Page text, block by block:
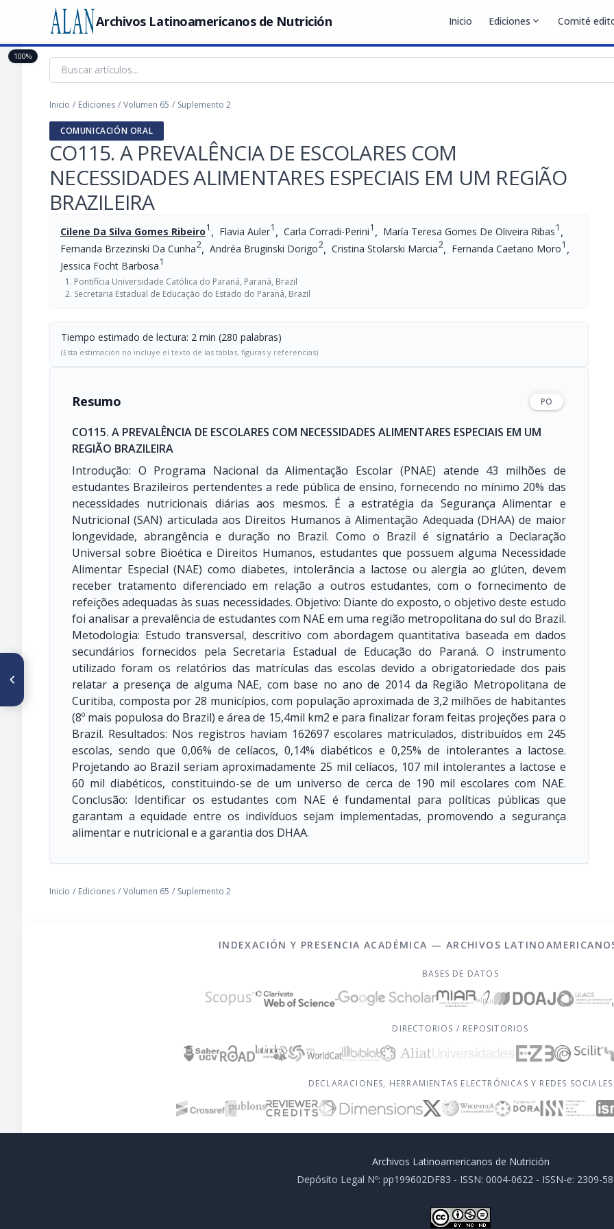
Archivos Latinoamericanos de Nutrición Inicio Ediciones expand_more Comité
Inicio / Ediciones / Volumen 65 / Suplemento 2
COMUNICACIÓN ORAL
CO115. A PREVALÊNCIA DE ESCOLARES COM
NECESSIDADES ALIMENTARES ESPECIAIS EM UM REGIÃO
BRAZILEIRA
Cilene Da Silva Gomes Ribeiro1 , Flavia Auler1 , Carla Corradi-Perini1 , María Teresa Gomes De Oliveira Ribas1 ,
Fernanda Brzezinski Da Cunha2, Andréa Bruginski Dorigo2, Cristina Stolarski Marcia2, Fernanda Caetano Moro1 ,
Jessica Focht Barbosa1
Pontifícia Universidade Católica do Paraná, Paraná, Brazil
Secretaria Estadual de Educação do Estado do Paraná, Brazil
Tiempo estimado de lectura: 2 min (280 palabras)
(Esta estimación no incluye el texto de las tablas, figuras y referencias)
Resumo PO
CO115. A PREVALÊNCIA DE ESCOLARES COM NECESSIDADES ALIMENTARES ESPECIAIS EM UM
REGIÃO BRAZILEIRA
Introdução: O Programa Nacional da Alimentação Escolar (PNAE) atende 43 milhões de
estudantes Brazileiros pertendentes a rede pública de ensino, fornecendo no mínimo 20% das
necessidades nutricionais diárias aos mesmos. É a estratégia da Segurança Alimentar e
Nutricional (SAN) articulada aos Direitos Humanos à Alimentação Adequada (DHAA) de maior
longevidade, abrangência e duração no Brazil. Como o Brazil é signatário a Declaração
Universal sobre Bioética e Direitos Humanos, estudantes que possuem alguma Necessidade
Alimentar Especial (NAE) como diabetes, intolerância a lactose ou alergia ao glúten, devem
receber tratamento diferenciado em relação a outros estudantes, com o fornecimento de
refeições adequadas às suas necessidades. Objetivo: Diante do exposto, o objetivo deste estudo
foi analisar a prevalência de estudantes com NAE em uma região metropolitana do sul do Brazil.
Metodologia: Estudo transversal, descritivo com abordagem quantitativa baseada em dados
secundários fornecidos pela Secretaria Estadual de Educação do Paraná. O instrumento
utilizado foram os relatórios das matrículas das escolas devido a obrigatoriedade dos pais
relatar a presença de alguma NAE, com base no ano de 2014 da Região Metropolitana de
Curitiba, composta por 28 municípios, com população aproximada de 3,2 milhões de habitantes
(8º mais populosa do Brazil) e área de 15,4mil km2 e para finalizar foram feitas projeções para o
Brazil. Resultados: Nos registros haviam 162697 escolares matriculados, distribuídos em 245
escolas, sendo que 0,06% de celíacos, 0,14% diabéticos e 0,25% de intolerantes a lactose.
Projetando ao Brazil seriam aproximadamente 25 mil celíacos, 107 mil intolerantes a lactose e
60 mil diabéticos, constituindo-se de um universo de cerca de 190 mil escolares com NAE.
Conclusão: Identificar os estudantes com NAE é fundamental para políticas públicas que
garantam a equidade entre os indivíduos sejam implementadas, promovendo a segurança
alimentar e nutricional e a garantia dos DHAA.
Inicio / Ediciones / Volumen 65 / Suplemento 2
100%
ARTÍCULO ANTERIOR
CO114. VALIDAD RELATIVA Y
CALIBRACIÓN DE UN
CUESTIONARIO DE
FRECUENCIA ALIMENTAR PARA
NIÑOS ECUATORIANOS:
COHORTE DE NACIMIENTO
INDEXACIÓN Y PRESENCIA ACADÉMICA — ARCHIVOS
BASES DE DATOS
DIRECTORIOS / REPOSITORIOS
DECLARACIONES, HERRAMIENTAS ELECTRÓNICAS Y REDES SOCIALES
Archivos Latinoamericanos de Nutrición
Depósito Legal Nº: pp199602DF83 - ISSN: 0004-0622 - ISSN-e: 2309-